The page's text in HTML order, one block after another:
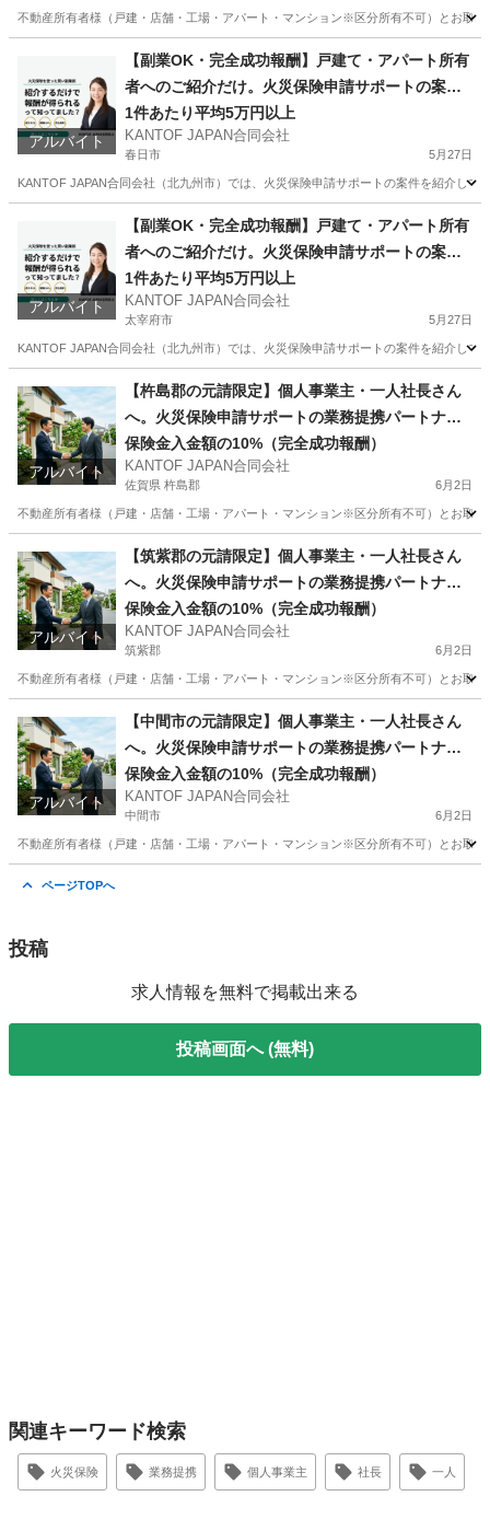
不動産所有者様（戸建・店舗・工場・アパート・マンション※区分所有不可）とお取
その他 火災保険
アルバイト
【副業OK・完全成功報酬】戸建て・アパート所有
者へのご紹介だけ。火災保険申請サポートの案件
紹介スタッフ募集（福岡・大分・佐賀・山口）
1件あたり平均5万円以上
KANTOF JAPAN合同会社
春日市 5月27日
KANTOF JAPAN合同会社（北九州市）では、火災保険申請サポートの案件を紹介し
その他 スタッフ
アルバイト
【副業OK・完全成功報酬】戸建て・アパート所有
者へのご紹介だけ。火災保険申請サポートの案件
紹介スタッフ募集（福岡・大分・佐賀・山口）
1件あたり平均5万円以上
KANTOF JAPAN合同会社
太宰府市 5月27日
KANTOF JAPAN合同会社（北九州市）では、火災保険申請サポートの案件を紹介し
その他 スタッフ
アルバイト
【杵島郡の元請限定】個人事業主・一人社長さん
へ。火災保険申請サポートの業務提携パートナー
募集
保険金入金額の10%（完全成功報酬）
KANTOF JAPAN合同会社
佐賀県 杵島郡 6月2日
不動産所有者様（戸建・店舗・工場・アパート・マンション※区分所有不可）とお取
その他 火災保険
アルバイト
【筑紫郡の元請限定】個人事業主・一人社長さん
へ。火災保険申請サポートの業務提携パートナー
募集
保険金入金額の10%（完全成功報酬）
KANTOF JAPAN合同会社
筑紫郡 6月2日
不動産所有者様（戸建・店舗・工場・アパート・マンション※区分所有不可）とお取
その他 火災保険
アルバイト
【中間市の元請限定】個人事業主・一人社長さん
へ。火災保険申請サポートの業務提携パートナー
募集
保険金入金額の10%（完全成功報酬）
KANTOF JAPAN合同会社
中間市 6月2日
不動産所有者様（戸建・店舗・工場・アパート・マンション※区分所有不可）とお取
ページTOPへ
投稿
求人情報を無料で掲載出来る
投稿画面へ (無料)
関連キーワード検索
火災保険 業務提携 個人事業主 社長 一人